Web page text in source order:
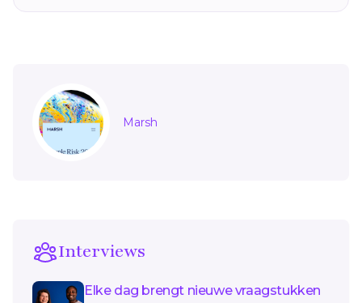
Sidebar
Marsh
Interviews
Elke dag brengt nieuwe vraagstukken